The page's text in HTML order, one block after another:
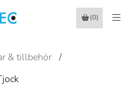
(0)
& tillbehör /